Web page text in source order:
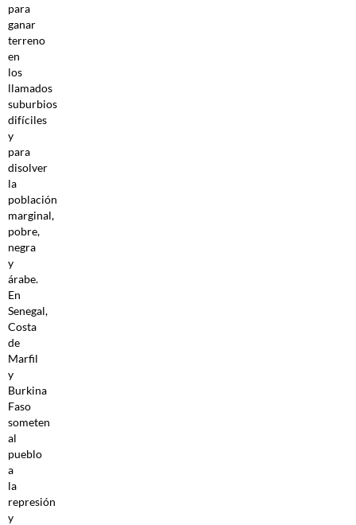
para
ganar
terreno
en
los
llamados
suburbios
difíciles
y
para
disolver
la
población
marginal,
pobre,
negra
y
árabe.
En
Senegal,
Costa
de
Marfil
y
Burkina
Faso
someten
al
pueblo
a
la
represión
y